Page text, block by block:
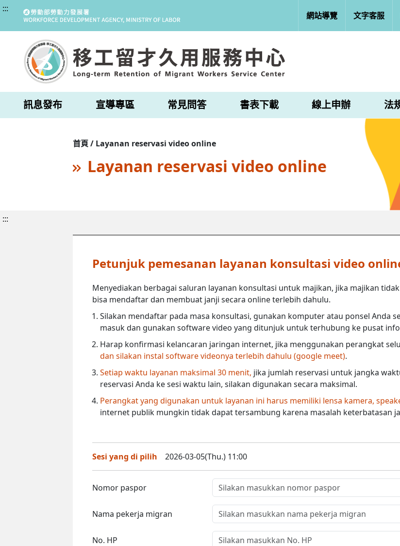
:::
網站導覽 文字客服
訊息發布 宣導專區 常見問答 書表下載 線上申辦 法
首頁 / Layanan reservasi video online
Layanan reservasi video online
:::
Petunjuk pemesanan layanan konsultasi video
Menyediakan berbagai saluran layanan konsultasi untuk majikan, jika majikan
bisa mendaftar dan membuat janji secara online terlebih dahulu.
Silakan mendaftar pada masa konsultasi, gunakan komputer atau ponsel Anda
masuk dan gunakan software video yang ditunjuk untuk terhubung ke pusat
Harap konfirmasi kelancaran jaringan internet, jika menggunakan perangkat
dan silakan instal software videonya terlebih dahulu (google meet).
Setiap waktu layanan maksimal 30 menit, jika jumlah reservasi untuk jangka
reservasi Anda ke sesi waktu lain, silakan digunakan secara maksimal.
Perangkat yang digunakan untuk layanan ini harus memiliki lensa kamera,
internet publik mungkin tidak dapat tersambung karena masalah keterbatasan
Sesi yang di pilih 2026-03-05(Thu.) 11:00
Nomor paspor
Nama pekerja migran
No. HP